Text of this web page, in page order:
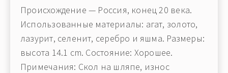
Происхождение — Россия, конец 20 века.
Использованные материалы: агат, золото,
лазурит, селенит, серебро и яшма. Размеры:
высота 14.1 cm. Состояние: Хорошее.
Примечания: Скол на шляпе, износ